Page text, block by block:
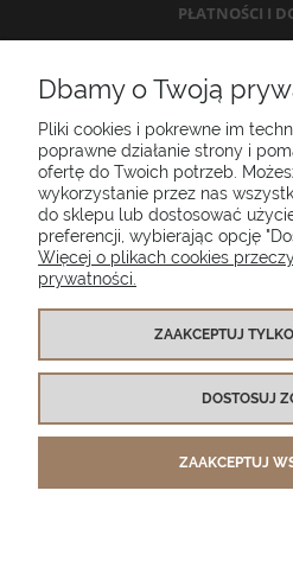
PŁATNOŚCI I
O NAS
Poduszki ogrodowe Setgarden.com
NIP:
(+48) 885 281 885
FACEBOOK
Dbamy o Twoją
Pliki cookies i pokrewne im
poprawne działanie strony i
ofertę do Twoich potrzeb.
wykorzystanie przez nas
do sklepu lub dostosować
preferencji, wybierając opcję
Więcej o plikach cookies
prywatności.
ZAAKCEPTUJ
DOSTOSUJ
ZAAKCEPTUJ